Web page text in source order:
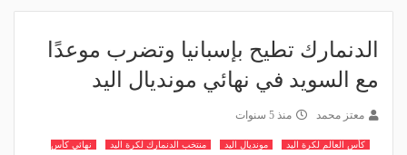
الدنمارك تطيح بإسبانيا وتضرب موعدًا
مع السويد في نهائي مونديال اليد
معتز محمد منذ 5 سنوات
كأس العالم لكرة اليد مونديال اليد منتخب الدنمارك لكرة اليد
نهائي كأس